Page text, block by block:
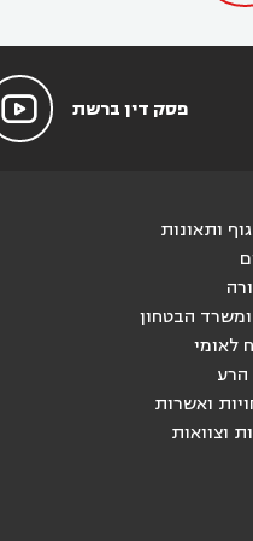
פסק דין ברשת 
ותאונות
הבטחון
לאומי
הרע
ואשרות
וצוואות